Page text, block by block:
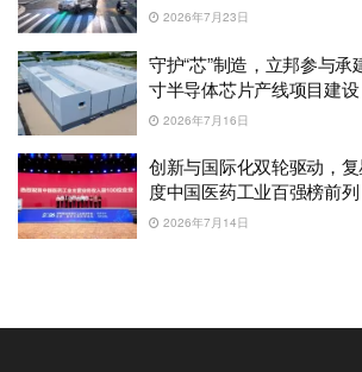
2026年7月23日
守护“芯”制造，立邦参与
寸半导体芯片产线项目建设
2026年7月16日
创新与国际化双轮驱动，
度中国医药工业百强榜前列
2026年7月14日